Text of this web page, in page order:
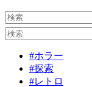
#ホラー
#探索
#レトロ